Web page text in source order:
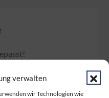
verwalten
wir Technologien wie
Endlich wurden